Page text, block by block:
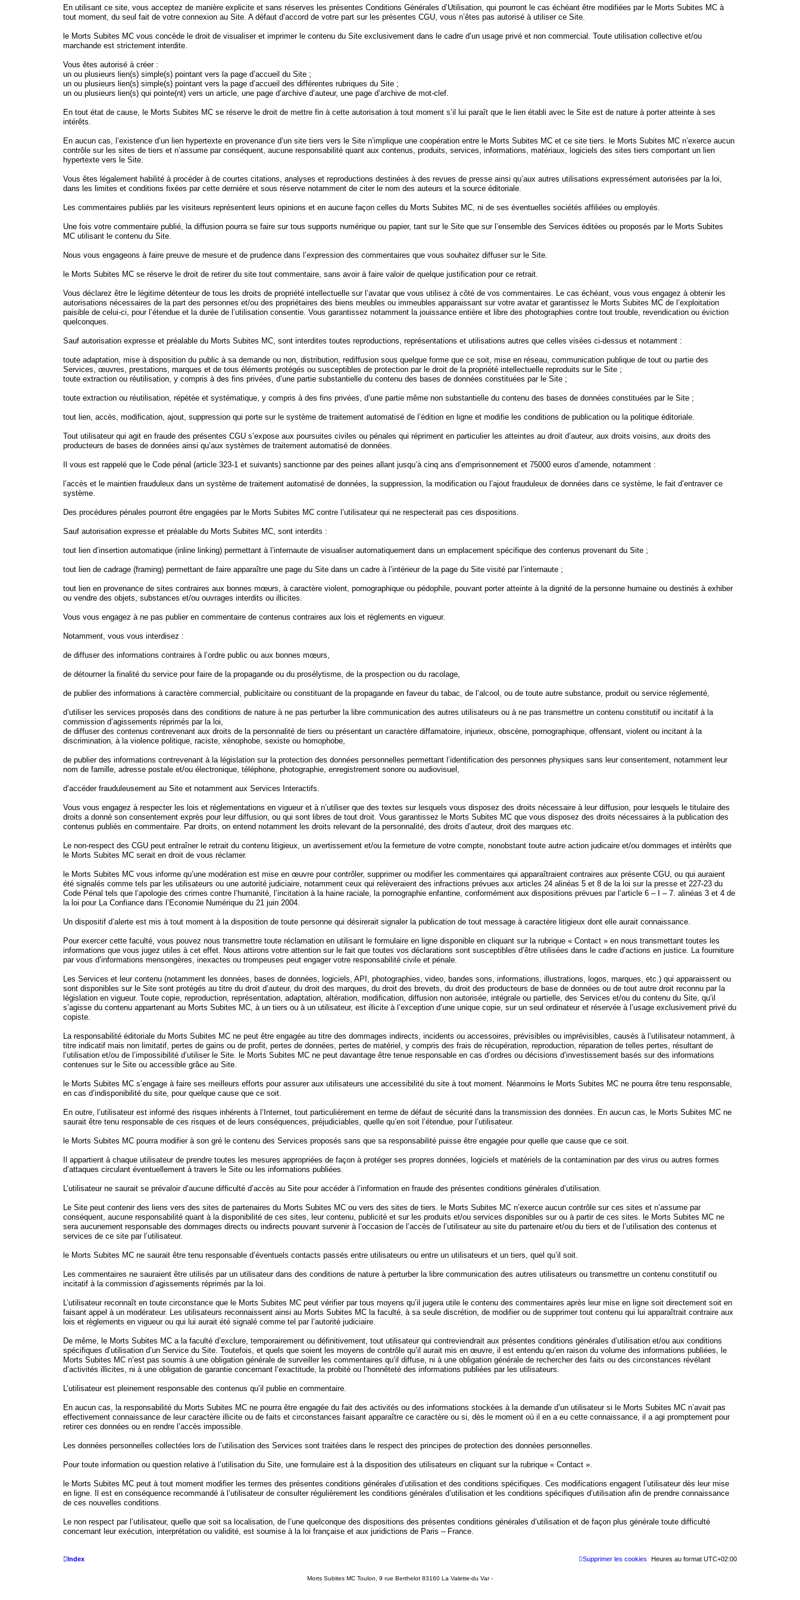
En utilisant ce site, vous acceptez de manière explicite et sans réserves les présentes Conditions Générales d’Utilisation, qui pourront le cas échéant être modifiées par le Morts Subites MC à
tout moment, du seul fait de votre connexion au Site. A défaut d’accord de votre part sur les présentes CGU, vous n’êtes pas autorisé à utiliser ce Site.
le Morts Subites MC vous concède le droit de visualiser et imprimer le contenu du Site exclusivement dans le cadre d’un usage privé et non commercial. Toute utilisation collective et/ou
marchande est strictement interdite.
Vous êtes autorisé à créer :
un ou plusieurs lien(s) simple(s) pointant vers la page d’accueil du Site ;
un ou plusieurs lien(s) simple(s) pointant vers la page d’accueil des différentes rubriques du Site ;
un ou plusieurs lien(s) qui pointe(nt) vers un article, une page d’archive d’auteur, une page d’archive de mot-clef.
En tout état de cause, le Morts Subites MC se réserve le droit de mettre fin à cette autorisation à tout moment s’il lui paraît que le lien établi avec le Site est de nature à porter atteinte à ses
intérêts.
En aucun cas, l’existence d’un lien hypertexte en provenance d’un site tiers vers le Site n’implique une coopération entre le Morts Subites MC et ce site tiers. le Morts Subites MC n’exerce aucun
contrôle sur les sites de tiers et n’assume par conséquent, aucune responsabilité quant aux contenus, produits, services, informations, matériaux, logiciels des sites tiers comportant un lien
hypertexte vers le Site.
Vous êtes légalement habilité à procéder à de courtes citations, analyses et reproductions destinées à des revues de presse ainsi qu’aux autres utilisations expressément autorisées par la loi,
dans les limites et conditions fixées par cette dernière et sous réserve notamment de citer le nom des auteurs et la source éditoriale.
Les commentaires publiés par les visiteurs représentent leurs opinions et en aucune façon celles du Morts Subites MC, ni de ses éventuelles sociétés affiliées ou employés.
Une fois votre commentaire publié, la diffusion pourra se faire sur tous supports numérique ou papier, tant sur le Site que sur l’ensemble des Services éditées ou proposés par le Morts Subites
MC utilisant le contenu du Site.
Nous vous engageons à faire preuve de mesure et de prudence dans l’expression des commentaires que vous souhaitez diffuser sur le Site.
le Morts Subites MC se réserve le droit de retirer du site tout commentaire, sans avoir à faire valoir de quelque justification pour ce retrait.
Vous déclarez être le légitime détenteur de tous les droits de propriété intellectuelle sur l’avatar que vous utilisez à côté de vos commentaires. Le cas échéant, vous vous engagez à obtenir les
autorisations nécessaires de la part des personnes et/ou des propriétaires des biens meubles ou immeubles apparaissant sur votre avatar et garantissez le Morts Subites MC de l’exploitation
paisible de celui-ci, pour l’étendue et la durée de l’utilisation consentie. Vous garantissez notamment la jouissance entière et libre des photographies contre tout trouble, revendication ou éviction
quelconques.
Sauf autorisation expresse et préalable du Morts Subites MC, sont interdites toutes reproductions, représentations et utilisations autres que celles visées ci-dessus et notamment :
toute adaptation, mise à disposition du public à sa demande ou non, distribution, rediffusion sous quelque forme que ce soit, mise en réseau, communication publique de tout ou partie des
Services, œuvres, prestations, marques et de tous éléments protégés ou susceptibles de protection par le droit de la propriété intellectuelle reproduits sur le Site ;
toute extraction ou réutilisation, y compris à des fins privées, d’une partie substantielle du contenu des bases de données constituées par le Site ;
toute extraction ou réutilisation, répétée et systématique, y compris à des fins privées, d’une partie même non substantielle du contenu des bases de données constituées par le Site ;
tout lien, accès, modification, ajout, suppression qui porte sur le système de traitement automatisé de l’édition en ligne et modifie les conditions de publication ou la politique éditoriale.
Tout utilisateur qui agit en fraude des présentes CGU s’expose aux poursuites civiles ou pénales qui répriment en particulier les atteintes au droit d’auteur, aux droits voisins, aux droits des
producteurs de bases de données ainsi qu’aux systèmes de traitement automatisé de données.
Il vous est rappelé que le Code pénal (article 323-1 et suivants) sanctionne par des peines allant jusqu’à cinq ans d’emprisonnement et 75000 euros d’amende, notamment :
l’accès et le maintien frauduleux dans un système de traitement automatisé de données, la suppression, la modification ou l’ajout frauduleux de données dans ce système, le fait d’entraver ce
système.
Des procédures pénales pourront être engagées par le Morts Subites MC contre l’utilisateur qui ne respecterait pas ces dispositions.
Sauf autorisation expresse et préalable du Morts Subites MC, sont interdits :
tout lien d’insertion automatique (inline linking) permettant à l’internaute de visualiser automatiquement dans un emplacement spécifique des contenus provenant du Site ;
tout lien de cadrage (framing) permettant de faire apparaître une page du Site dans un cadre à l’intérieur de la page du Site visité par l’internaute ;
tout lien en provenance de sites contraires aux bonnes mœurs, à caractère violent, pornographique ou pédophile, pouvant porter atteinte à la dignité de la personne humaine ou destinés à exhiber
ou vendre des objets, substances et/ou ouvrages interdits ou illicites.
Vous vous engagez à ne pas publier en commentaire de contenus contraires aux lois et règlements en vigueur.
Notamment, vous vous interdisez :
de diffuser des informations contraires à l’ordre public ou aux bonnes mœurs,
de détourner la finalité du service pour faire de la propagande ou du prosélytisme, de la prospection ou du racolage,
de publier des informations à caractère commercial, publicitaire ou constituant de la propagande en faveur du tabac, de l’alcool, ou de toute autre substance, produit ou service réglementé,
d’utiliser les services proposés dans des conditions de nature à ne pas perturber la libre communication des autres utilisateurs ou à ne pas transmettre un contenu constitutif ou incitatif à la
commission d’agissements réprimés par la loi,
de diffuser des contenus contrevenant aux droits de la personnalité de tiers ou présentant un caractère diffamatoire, injurieux, obscène, pornographique, offensant, violent ou incitant à la
discrimination, à la violence politique, raciste, xénophobe, sexiste ou homophobe,
de publier des informations contrevenant à la législation sur la protection des données personnelles permettant l’identification des personnes physiques sans leur consentement, notamment leur
nom de famille, adresse postale et/ou électronique, téléphone, photographie, enregistrement sonore ou audiovisuel,
d’accéder frauduleusement au Site et notamment aux Services Interactifs.
Vous vous engagez à respecter les lois et réglementations en vigueur et à n’utiliser que des textes sur lesquels vous disposez des droits nécessaire à leur diffusion, pour lesquels le titulaire des
droits a donné son consentement exprès pour leur diffusion, ou qui sont libres de tout droit. Vous garantissez le Morts Subites MC que vous disposez des droits nécessaires à la publication des
contenus publiés en commentaire. Par droits, on entend notamment les droits relevant de la personnalité, des droits d’auteur, droit des marques etc.
Le non-respect des CGU peut entraîner le retrait du contenu litigieux, un avertissement et/ou la fermeture de votre compte, nonobstant toute autre action judicaire et/ou dommages et intérêts que
le Morts Subites MC serait en droit de vous réclamer.
le Morts Subites MC vous informe qu’une modération est mise en œuvre pour contrôler, supprimer ou modifier les commentaires qui apparaîtraient contraires aux présente CGU, ou qui auraient
été signalés comme tels par les utilisateurs ou une autorité judiciaire, notamment ceux qui relèveraient des infractions prévues aux articles 24 alinéas 5 et 8 de la loi sur la presse et 227-23 du
Code Pénal tels que l’apologie des crimes contre l’humanité, l’incitation à la haine raciale, la pornographie enfantine, conformément aux dispositions prévues par l’article 6 – I – 7. alinéas 3 et 4 de
la loi pour La Confiance dans l’Economie Numérique du 21 juin 2004.
Un dispositif d’alerte est mis à tout moment à la disposition de toute personne qui désirerait signaler la publication de tout message à caractère litigieux dont elle aurait connaissance.
Pour exercer cette faculté, vous pouvez nous transmettre toute réclamation en utilisant le formulaire en ligne disponible en cliquant sur la rubrique « Contact » en nous transmettant toutes les
informations que vous jugez utiles à cet effet. Nous attirons votre attention sur le fait que toutes vos déclarations sont susceptibles d’être utilisées dans le cadre d’actions en justice. La fourniture
par vous d’informations mensongères, inexactes ou trompeuses peut engager votre responsabilité civile et pénale.
Les Services et leur contenu (notamment les données, bases de données, logiciels, API, photographies, video, bandes sons, informations, illustrations, logos, marques, etc.) qui apparaissent ou
sont disponibles sur le Site sont protégés au titre du droit d’auteur, du droit des marques, du droit des brevets, du droit des producteurs de base de données ou de tout autre droit reconnu par la
législation en vigueur. Toute copie, reproduction, représentation, adaptation, altération, modification, diffusion non autorisée, intégrale ou partielle, des Services et/ou du contenu du Site, qu’il
s’agisse du contenu appartenant au Morts Subites MC, à un tiers ou à un utilisateur, est illicite à l’exception d’une unique copie, sur un seul ordinateur et réservée à l’usage exclusivement privé du
copiste.
La responsabilité éditoriale du Morts Subites MC ne peut être engagée au titre des dommages indirects, incidents ou accessoires, prévisibles ou imprévisibles, causés à l’utilisateur notamment, à
titre indicatif mais non limitatif, pertes de gains ou de profit, pertes de données, pertes de matériel, y compris des frais de récupération, reproduction, réparation de telles pertes, résultant de
l’utilisation et/ou de l’impossibilité d’utiliser le Site. le Morts Subites MC ne peut davantage être tenue responsable en cas d’ordres ou décisions d’investissement basés sur des informations
contenues sur le Site ou accessible grâce au Site.
le Morts Subites MC s’engage à faire ses meilleurs efforts pour assurer aux utilisateurs une accessibilité du site à tout moment. Néanmoins le Morts Subites MC ne pourra être tenu responsable,
en cas d’indisponibilité du site, pour quelque cause que ce soit.
En outre, l’utilisateur est informé des risques inhérents à l’Internet, tout particulièrement en terme de défaut de sécurité dans la transmission des données. En aucun cas, le Morts Subites MC ne
saurait être tenu responsable de ces risques et de leurs conséquences, préjudiciables, quelle qu’en soit l’étendue, pour l’utilisateur.
le Morts Subites MC pourra modifier à son gré le contenu des Services proposés sans que sa responsabilité puisse être engagée pour quelle que cause que ce soit.
Il appartient à chaque utilisateur de prendre toutes les mesures appropriées de façon à protéger ses propres données, logiciels et matériels de la contamination par des virus ou autres formes
d’attaques circulant éventuellement à travers le Site ou les informations publiées.
L’utilisateur ne saurait se prévaloir d’aucune difficulté d’accès au Site pour accéder à l’information en fraude des présentes conditions générales d’utilisation.
Le Site peut contenir des liens vers des sites de partenaires du Morts Subites MC ou vers des sites de tiers. le Morts Subites MC n’exerce aucun contrôle sur ces sites et n’assume par
conséquent, aucune responsabilité quant à la disponibilité de ces sites, leur contenu, publicité et sur les produits et/ou services disponibles sur ou à partir de ces sites. le Morts Subites MC ne
sera aucunement responsable des dommages directs ou indirects pouvant survenir à l’occasion de l’accès de l’utilisateur au site du partenaire et/ou du tiers et de l’utilisation des contenus et
services de ce site par l’utilisateur.
le Morts Subites MC ne saurait être tenu responsable d’éventuels contacts passés entre utilisateurs ou entre un utilisateurs et un tiers, quel qu’il soit.
Les commentaires ne sauraient être utilisés par un utilisateur dans des conditions de nature à perturber la libre communication des autres utilisateurs ou transmettre un contenu constitutif ou
incitatif à la commission d’agissements réprimés par la loi.
L’utilisateur reconnaît en toute circonstance que le Morts Subites MC peut vérifier par tous moyens qu’il jugera utile le contenu des commentaires après leur mise en ligne soit directement soit en
faisant appel à un modérateur. Les utilisateurs reconnaissent ainsi au Morts Subites MC la faculté, à sa seule discrétion, de modifier ou de supprimer tout contenu qui lui apparaîtrait contraire aux
lois et règlements en vigueur ou qui lui aurait été signalé comme tel par l’autorité judiciaire.
De même, le Morts Subites MC a la faculté d’exclure, temporairement ou définitivement, tout utilisateur qui contreviendrait aux présentes conditions générales d’utilisation et/ou aux conditions
spécifiques d’utilisation d’un Service du Site. Toutefois, et quels que soient les moyens de contrôle qu’il aurait mis en œuvre, il est entendu qu’en raison du volume des informations publiées, le
Morts Subites MC n’est pas soumis à une obligation générale de surveiller les commentaires qu’il diffuse, ni à une obligation générale de rechercher des faits ou des circonstances révélant
d’activités illicites, ni à une obligation de garantie concernant l’exactitude, la probité ou l’honnêteté des informations publiées par les utilisateurs.
L’utilisateur est pleinement responsable des contenus qu’il publie en commentaire.
En aucun cas, la responsabilité du Morts Subites MC ne pourra être engagée du fait des activités ou des informations stockées à la demande d’un utilisateur si le Morts Subites MC n’avait pas
effectivement connaissance de leur caractère illicite ou de faits et circonstances faisant apparaître ce caractère ou si, dès le moment où il en a eu cette connaissance, il a agi promptement pour
retirer ces données ou en rendre l’accès impossible.
Les données personnelles collectées lors de l’utilisation des Services sont traitées dans le respect des principes de protection des données personnelles.
Pour toute information ou question relative à l’utilisation du Site, une formulaire est à la disposition des utilisateurs en cliquant sur la rubrique « Contact ».
le Morts Subites MC peut à tout moment modifier les termes des présentes conditions générales d’utilisation et des conditions spécifiques. Ces modifications engagent l’utilisateur dès leur mise
en ligne. Il est en conséquence recommandé à l’utilisateur de consulter régulièrement les conditions générales d’utilisation et les conditions spécifiques d’utilisation afin de prendre connaissance
de ces nouvelles conditions.
Le non respect par l’utilisateur, quelle que soit sa localisation, de l’une quelconque des dispositions des présentes conditions générales d’utilisation et de façon plus générale toute difficulté
concernant leur exécution, interprétation ou validité, est soumise à la loi française et aux juridictions de Paris – France.
Index Heures au format UTC+02:00
Supprimer les cookies
Morts Subites MC Toulon, 9 rue Berthelot 83160 La Valette-du Var-